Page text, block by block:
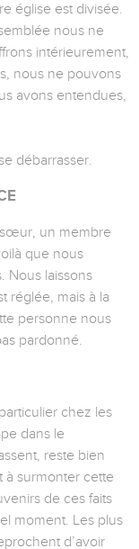
église est divisée.
nous ne
intérieurement,
nous ne pouvons
avons entendues,
débarrasser.
un membre
que nous
Nous laissons
réglée, mais à la
personne nous
pardonné.
chez les
dans le
reste bien
surmonter cette
de ces faits
moment. Les plus
d’avoir